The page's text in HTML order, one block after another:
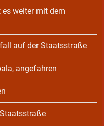
es weiter mit dem
auf der Staatsstraße
angefahren